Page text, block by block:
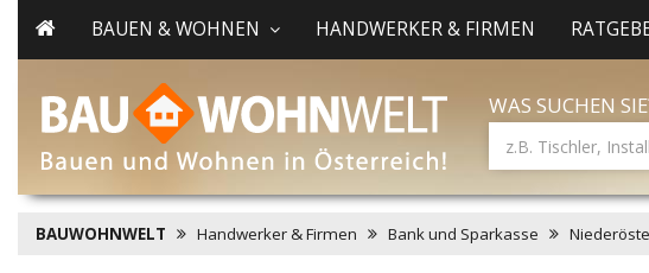
BAUEN & WOHNEN HANDWERKER & FIRMEN
WAS SUCHEN
BAUWOHNWELT Handwerker & Firmen Bank und Sparkasse